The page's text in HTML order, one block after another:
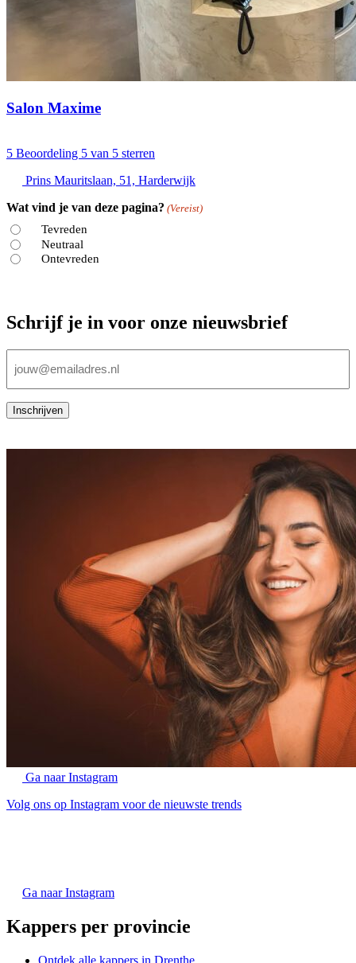
Salon Maxime
5 Beoordeling 5 van 5 sterren
Prins Mauritslaan, 51, Harderwijk
Wat vind je van deze pagina? (Vereist)
Tevreden
Neutraal
Ontevreden
Schrijf je in voor onze nieuwsbrief
mailadres
Inschrijven
Ga naar Instagram
Volg ons op Instagram voor de nieuwste trends
Ga naar Instagram
Kappers per provincie
Ontdek alle kappers in Drenthe